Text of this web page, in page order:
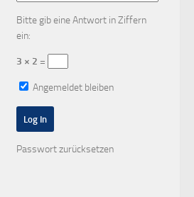
Bitte gib eine Antwort in Ziffern
ein:
3 × 2 =
Angemeldet bleiben
Passwort zurücksetzen